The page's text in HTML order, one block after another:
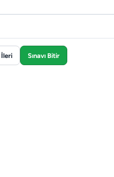
İleri Sınavı Bitir